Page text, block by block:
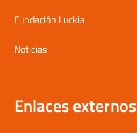
Fundación Luckia
Noticias
Enlaces externos